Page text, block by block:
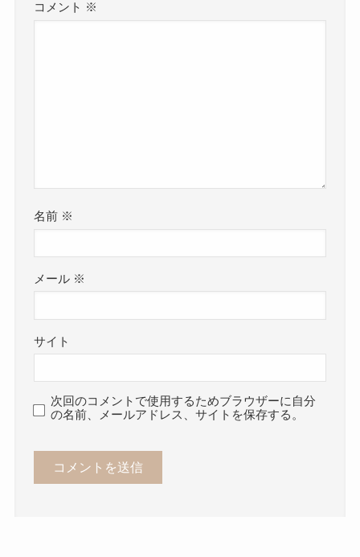
コメント ※
名前 ※
メール ※
サイト
次回のコメントで使用するためブラウザーに自分
の名前、メールアドレス、サイトを保存する。